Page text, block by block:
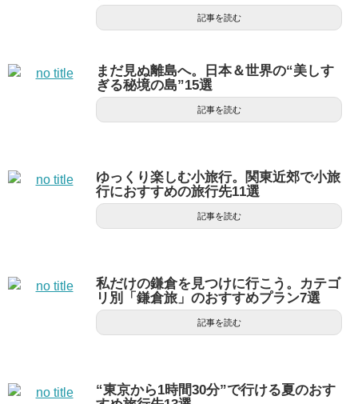
記事を読む
まだ見ぬ離島へ。日本＆世界の“美しす
ぎる秘境の島”15選
記事を読む
ゆっくり楽しむ小旅行。関東近郊で小旅
行におすすめの旅行先11選
記事を読む
私だけの鎌倉を見つけに行こう。カテゴ
リ別「鎌倉旅」のおすすめプラン7選
記事を読む
“東京から1時間30分”で行ける夏のおす